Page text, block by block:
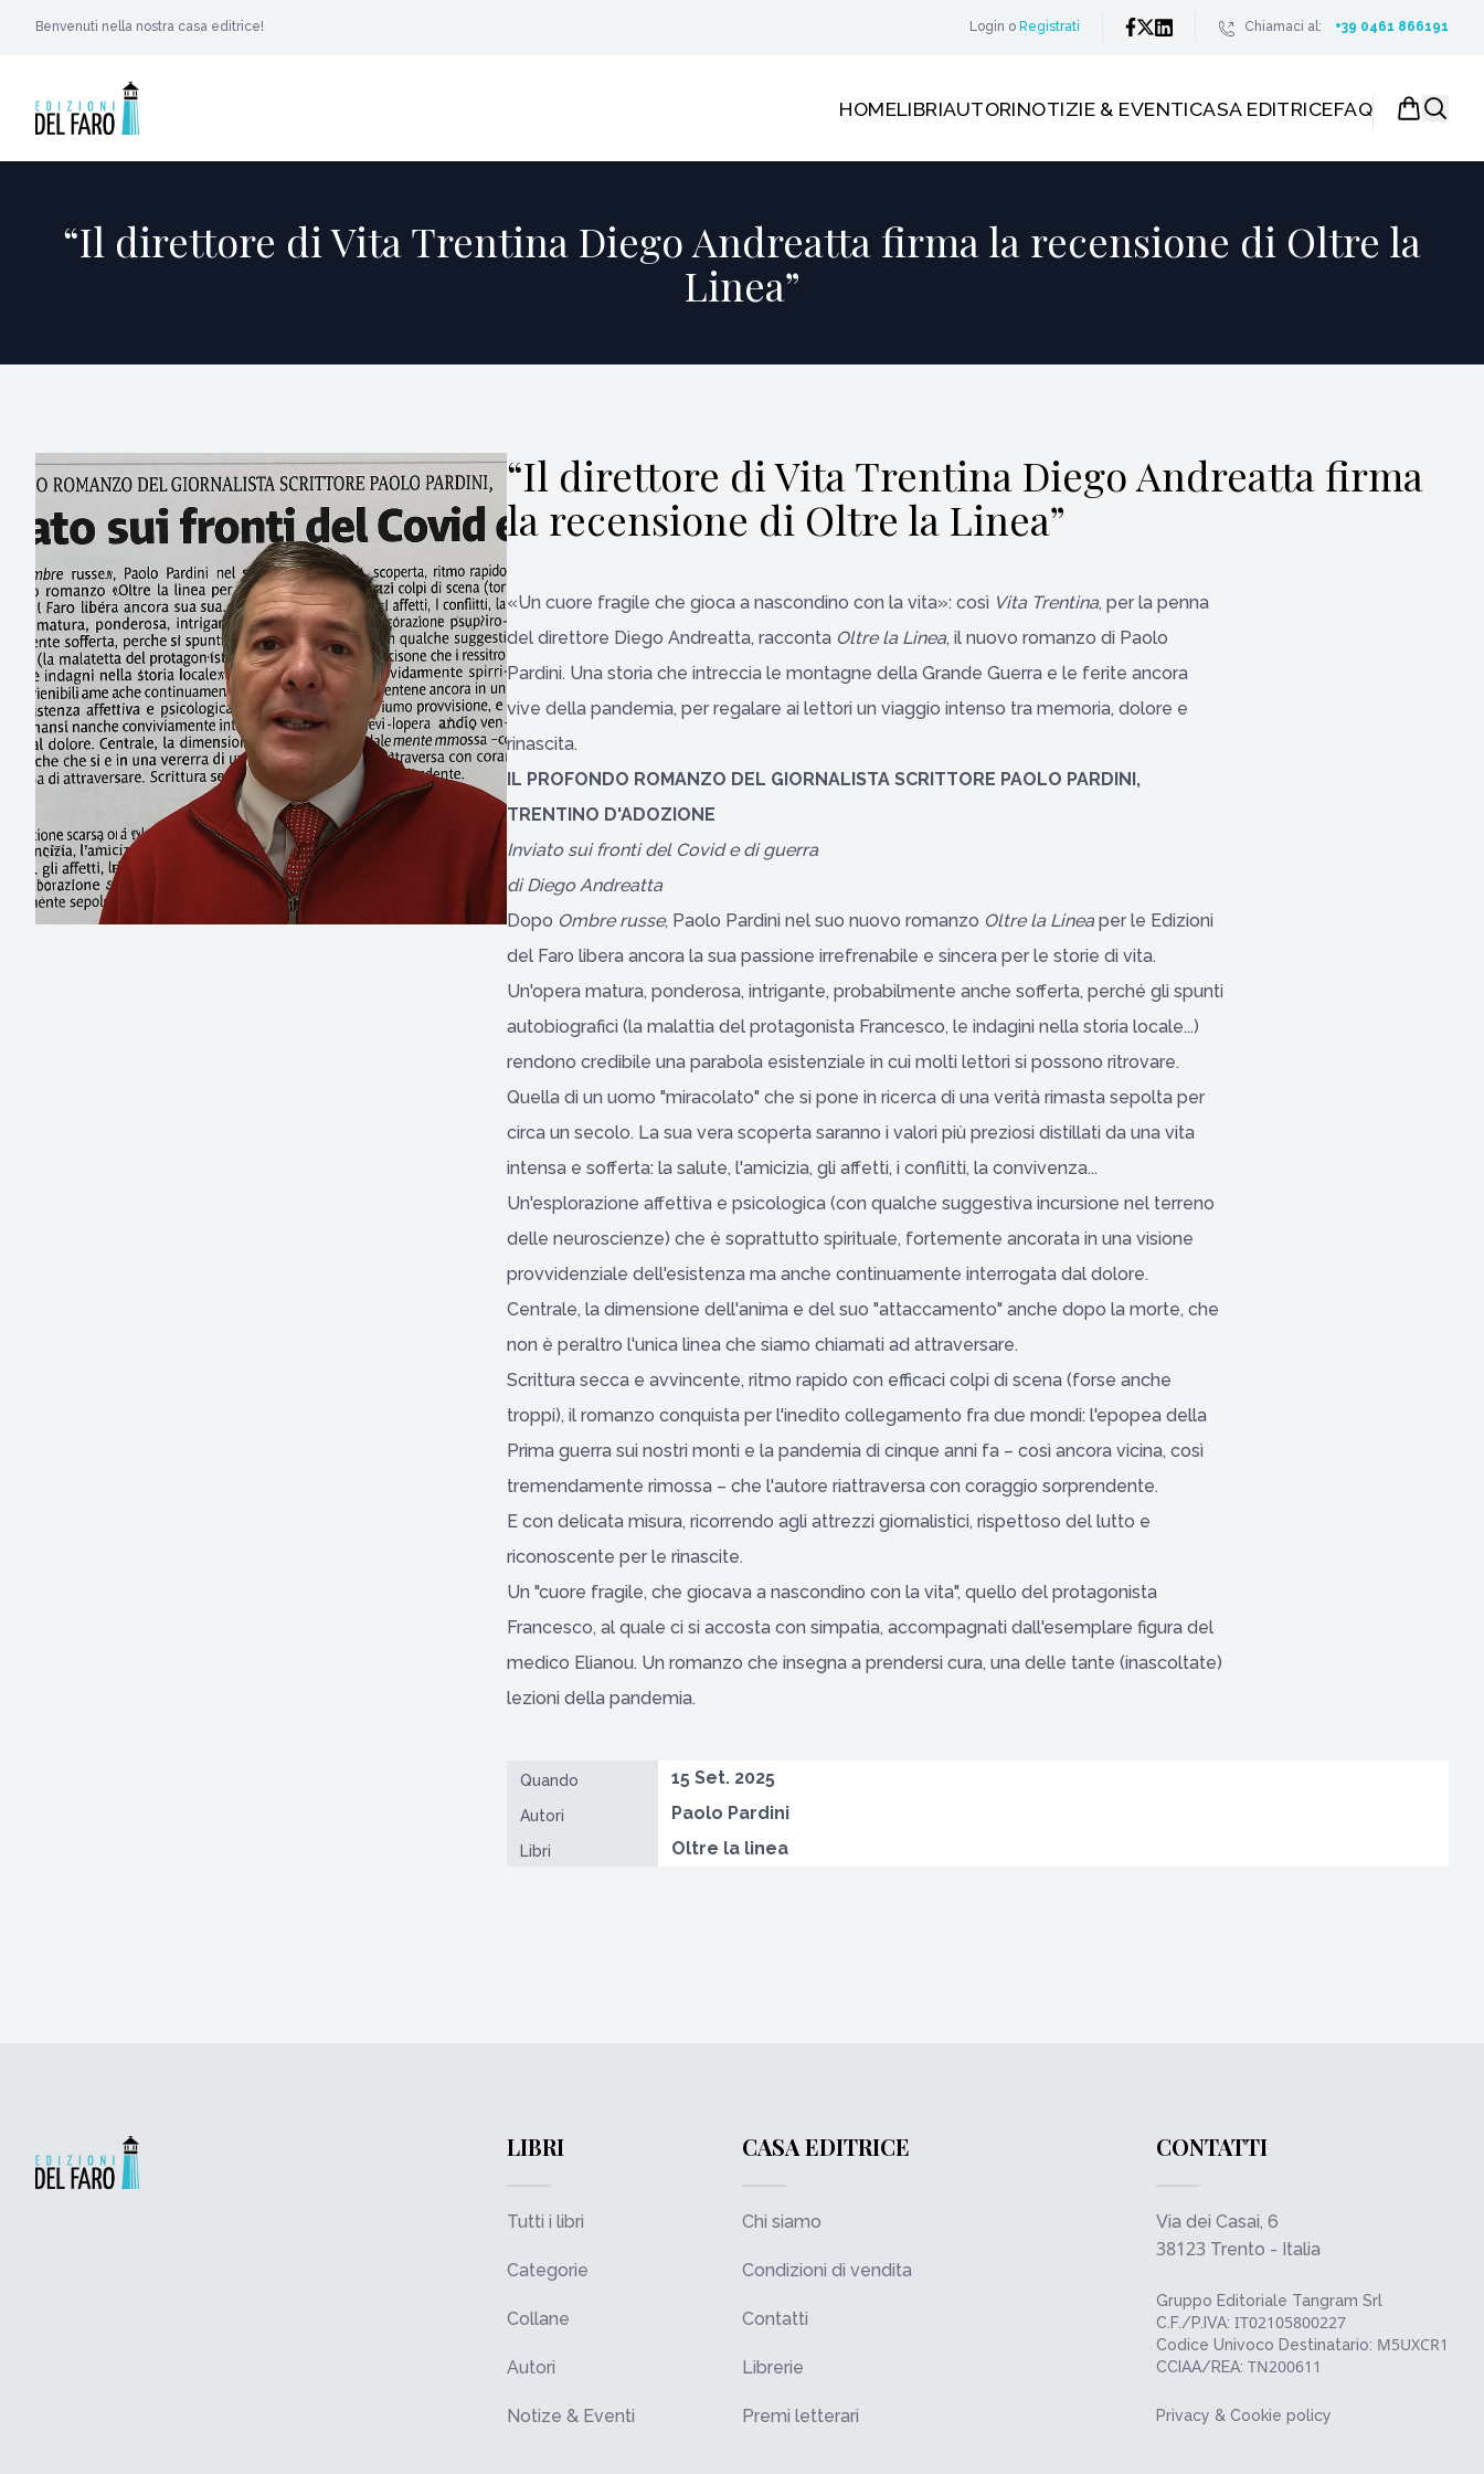
Benvenuti nella nostra casa editrice! Login o Registrati Chiamaci al: +39 0461 866191
HOMELIBRIAUTORINOTIZIE & EVENTICASA EDITRICEFAQ
“Il direttore di Vita Trentina Diego Andreatta firma la recensione di Oltre la
Linea”
“Il direttore di Vita Trentina Diego Andreatta firma
la recensione di Oltre la Linea”
«Un cuore fragile che gioca a nascondino con la vita»: così Vita Trentina, per la penna
del direttore Diego Andreatta, racconta Oltre la Linea, il nuovo romanzo di Paolo
Pardini. Una storia che intreccia le montagne della Grande Guerra e le ferite ancora
vive della pandemia, per regalare ai lettori un viaggio intenso tra memoria, dolore e
rinascita.
IL PROFONDO ROMANZO DEL GIORNALISTA SCRITTORE PAOLO PARDINI,
TRENTINO D'ADOZIONE
Inviato sui fronti del Covid e di guerra
di Diego Andreatta
Dopo Ombre russe, Paolo Pardini nel suo nuovo romanzo Oltre la Lineaper le Edizioni
del Faro libera ancora la sua passione irrefrenabile e sincera per le storie di vita.
Un'opera matura, ponderosa, intrigante, probabilmente anche sofferta, perché gli spunti
autobiografici (la malattia del protagonista Francesco, le indagini nella storia locale...)
rendono credibile una parabola esistenziale in cui molti lettori si possono ritrovare.
Quella di un uomo "miracolato" che si pone in ricerca di una verità rimasta sepolta per
circa un secolo. La sua vera scoperta saranno i valori più preziosi distillati da una vita
intensa e sofferta: la salute, l'amicizia, gli affetti, i conflitti, la convivenza...
Un'esplorazione affettiva e psicologica (con qualche suggestiva incursione nel terreno
delle neuroscienze) che è soprattutto spirituale, fortemente ancorata in una visione
provvidenziale dell'esistenza ma anche continuamente interrogata dal dolore.
Centrale, la dimensione dell'anima e del suo "attaccamento" anche dopo la morte, che
non è peraltro l'unica linea che siamo chiamati ad attraversare.
Scrittura secca e avvincente, ritmo rapido con efficaci colpi di scena (forse anche
troppi), il romanzo conquista per l'inedito collegamento fra due mondi: l'epopea della
Prima guerra sui nostri monti e la pandemia di cinque anni fa – così ancora vicina, così
tremendamente rimossa – che l'autore riattraversa con coraggio sorprendente.
E con delicata misura, ricorrendo agli attrezzi giornalistici, rispettoso del lutto e
riconoscente per le rinascite.
Un "cuore fragile, che giocava a nascondino con la vita", quello del protagonista
Francesco, al quale ci si accosta con simpatia, accompagnati dall'esemplare figura del
medico Elianou. Un romanzo che insegna a prendersi cura, una delle tante (inascoltate)
lezioni della pandemia.
Quando 15 Set. 2025
Autori Paolo Pardini
Libri Oltre la linea
LIBRI
Tutti i libri
Categorie
Collane
Autori
Notize & Eventi
CASA EDITRICE
Chi siamo
Condizioni di vendita
Contatti
Librerie
Premi letterari
CONTATTI
Via dei Casai, 6
38123 Trento - Italia
Gruppo Editoriale Tangram Srl
C.F./P.IVA: IT02105800227
Codice Univoco Destinatario: M5UXCR1
CCIAA/REA: TN200611
Privacy & Cookie policy